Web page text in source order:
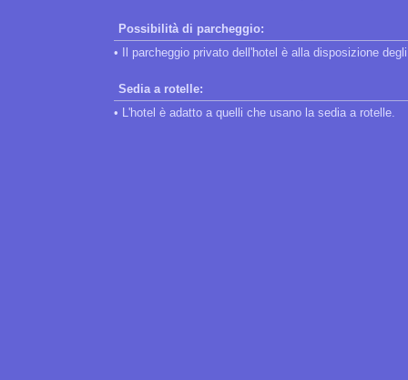
Possibilità di parcheggio:
• Il parcheggio privato dell'hotel è alla disposizione
Sedia a rotelle:
• L'hotel è adatto a quelli che usano la sedia a rotelle.